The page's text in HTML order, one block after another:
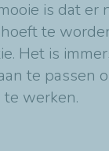
is dat er
te
Het is
te passen
werken.